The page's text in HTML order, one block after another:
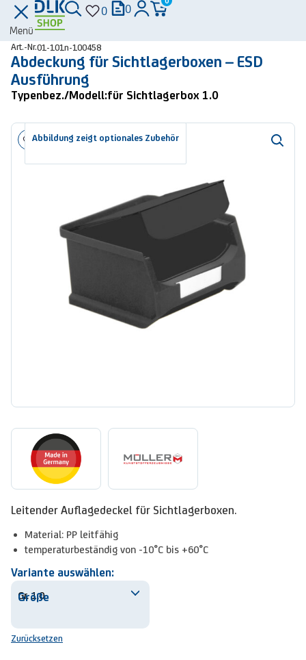
Menü
0 0
Art.-Nr.01-101n-100458
Abdeckung für Sichtlagerboxen – ESD
Ausführung
Typenbez./Modell:für Sichtlagerbox 1.0
Abbildung zeigt optionales Zubehör
Leitender Auflagedeckel für Sichtlagerboxen.
Material: PP leitfähig
temperaturbeständig von -10°C bis +60°C
Variante auswählen:
Größe
Zurücksetzen